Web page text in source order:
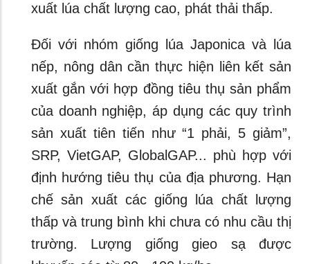
xuất lúa chất lượng cao, phát thải thấp.
Đối với nhóm giống lúa Japonica và lúa
nếp, nông dân cần thực hiện liên kết sản
xuất gắn với hợp đồng tiêu thụ sản phẩm
của doanh nghiệp, áp dụng các quy trình
sản xuất tiên tiến như “1 phải, 5 giảm”,
SRP, VietGAP, GlobalGAP... phù hợp với
định hướng tiêu thụ của địa phương. Hạn
chế sản xuất các giống lúa chất lượng
thấp và trung bình khi chưa có nhu cầu thị
trường. Lượng giống gieo sạ được